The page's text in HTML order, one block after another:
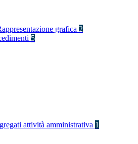
grafica 2
5
attività amministrativa 1